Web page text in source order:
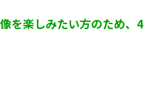
を楽しみたい方のため、4